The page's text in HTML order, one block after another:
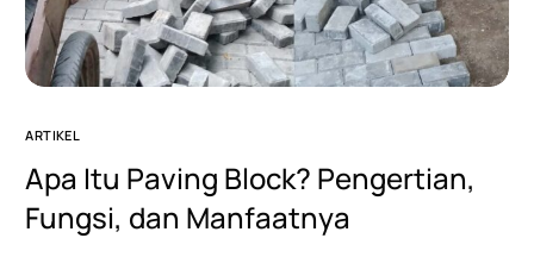
ARTIKEL
Apa Itu Paving Block? Pengertian,
Fungsi, dan Manfaatnya